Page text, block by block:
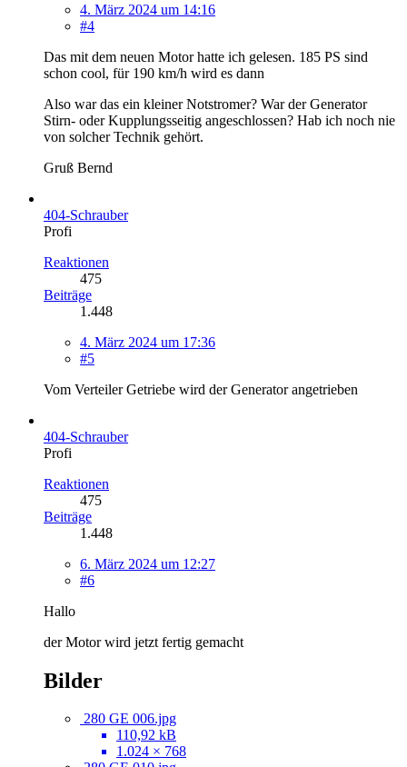
4. März 2024 um 14:16
#4
Das mit dem neuen Motor hatte ich gelesen. 185 PS sind
schon cool, für 190 km/h wird es dann
Also war das ein kleiner Notstromer? War der Generator
Stirn- oder Kupplungsseitig angeschlossen? Hab ich noch nie
von solcher Technik gehört.
Gruß Bernd
404-Schrauber
Profi
Reaktionen
475
Beiträge
1.448
4. März 2024 um 17:36
#5
Vom Verteiler Getriebe wird der Generator angetrieben
404-Schrauber
Profi
Reaktionen
475
Beiträge
1.448
6. März 2024 um 12:27
#6
Hallo
der Motor wird jetzt fertig gemacht
Bilder
280 GE 006.jpg
110,92 kB
1.024 × 768